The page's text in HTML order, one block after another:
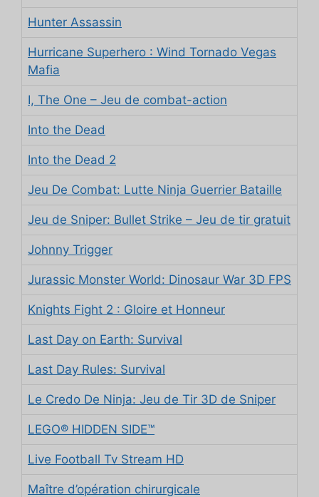
Hunter Assassin
Hurricane Superhero : Wind Tornado Vegas
Mafia
I, The One – Jeu de combat-action
Into the Dead
Into the Dead 2
Jeu De Combat: Lutte Ninja Guerrier Bataille
Jeu de Sniper: Bullet Strike – Jeu de tir gratuit
Johnny Trigger
Jurassic Monster World: Dinosaur War 3D FPS
Knights Fight 2 : Gloire et Honneur
Last Day on Earth: Survival
Last Day Rules: Survival
Le Credo De Ninja: Jeu de Tir 3D de Sniper
LEGO® HIDDEN SIDE™
Live Football Tv Stream HD
Maître d’opération chirurgicale